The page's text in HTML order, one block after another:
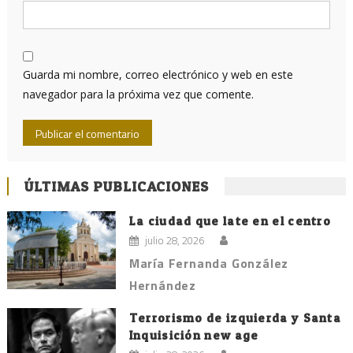
Guarda mi nombre, correo electrónico y web en este
navegador para la próxima vez que comente.
ÚLTIMAS PUBLICACIONES
La ciudad que late en el centro
julio 28, 2026
María Fernanda González
Hernández
Terrorismo de izquierda y Santa
Inquisición new age